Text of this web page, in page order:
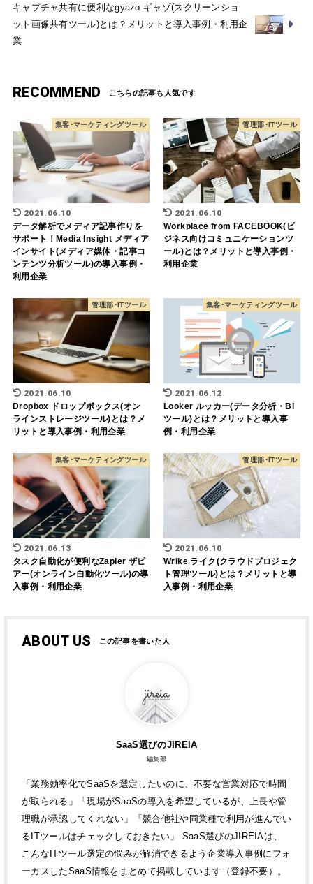
キャプチャ共有に便利なgyazo ギャゾ(スクリーンショ
ット画像共有ツール)とは？メリットと導入事例・利用企
業
RECOMMEND
集客･マーケティングツール
2021.06.10
データ解析でメディア記事作りを
サポート！Media Insight メディア
インサイト(メディア媒体・記事コ
ンテンツ分析ツール)の導入事例・
利用企業
管理部･ITツール
2021.06.10
Workplace from FACEBOOK(ビ
ジネス向けコミュニケーションツ
ール)とは？メリットと導入事例・
利用企業
管理部･ITツール
2021.06.10
Dropbox ドロップボックス(オン
ラインストレージツール)とは？メ
リットと導入事例・利用企業
集客･マーケティングツール
2021.06.12
Looker ルッカー(データ分析・BI
ツール)とは？メリットと導入事
例・利用企業
集客･マーケティングツール
2021.06.13
タスク自動化が便利なZapier ザピ
アー(オンライン自動化ツール)の導
入事例・利用企業
管理部･ITツール
2021.06.10
Wrike ライク(クラウドプロジェク
ト管理ツール)とは？メリットと導
入事例・利用企業
ABOUT US
SaaS選びのJIREIA
編集部
「業務効率化でSaaSを選定したいのに、不要な営業対応で時間
が取られる」「現場がSaaSの導入を希望しているが、上長や管
理職が承認してくれない」「競合他社や同業種で利用が進んでい
るITツールはチェックしておきたい」 SaaS選びのJIREIAは、
こんなITツール選定の悩みが解消できるよう企業導入事例にフォ
ーカスしたSaaS情報をまとめて掲載しています（登録不要）。